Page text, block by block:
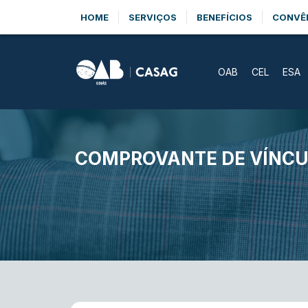
HOME SERVIÇOS BENEFÍCIOS
OAB CEL ESA
COMPROVANTE DE